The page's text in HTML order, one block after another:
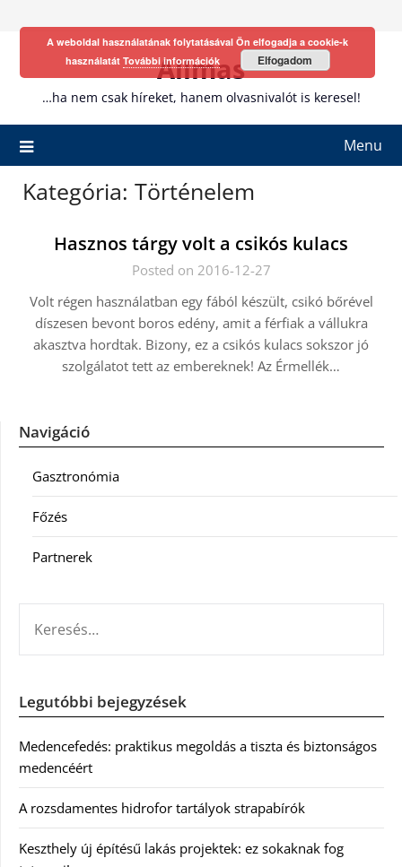
Allmas
…ha nem csak híreket, hanem olvasnivalót is keresel!
Menu
Kategória: Történelem
Hasznos tárgy volt a csikós kulacs
Posted on 2016-12-27
Volt régen használatban egy fából készült, csikó bőrével
díszesen bevont boros edény, amit a férfiak a vállukra
akasztva hordtak. Bizony, ez a csikós kulacs sokszor jó
szolgálatot tett az embereknek! Az Érmellék…
Navigáció
Gasztronómia
Főzés
Partnerek
Legutóbbi bejegyzések
Medencefedés: praktikus megoldás a tiszta és biztonságos
medencéért
A rozsdamentes hidrofor tartályok strapabírók
Keszthely új építésű lakás projektek: ez sokaknak fog
A weboldal használatának folytatásával Ön elfogadja a cookie-k
használatát További információk Elfogadom